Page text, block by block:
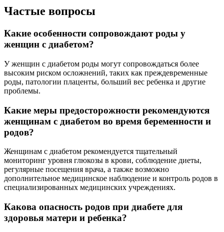
Частые вопросы
Какие особенности сопровождают роды у
женщин с диабетом?
У женщин с диабетом роды могут сопровождаться более
высоким риском осложнений, таких как преждевременные
роды, патологии плаценты, больший вес ребенка и другие
проблемы.
Какие меры предосторожности рекомендуются
женщинам с диабетом во время беременности и
родов?
Женщинам с диабетом рекомендуется тщательный
мониторинг уровня глюкозы в крови, соблюдение диеты,
регулярные посещения врача, а также возможно
дополнительное медицинское наблюдение и контроль родов в
специализированных медицинских учреждениях.
Какова опасность родов при диабете для
здоровья матери и ребенка?